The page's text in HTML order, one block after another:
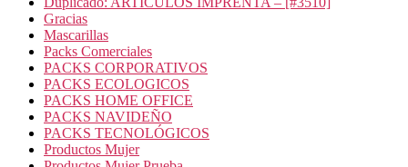
Gracias
Mascarillas
Packs Comerciales
PACKS CORPORATIVOS
PACKS ECOLOGICOS
PACKS HOME OFFICE
PACKS NAVIDEÑO
PACKS TECNOLÓGICOS
Productos Mujer